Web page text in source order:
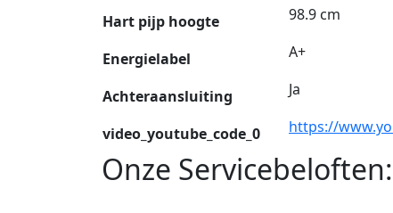
Hart pijp hoogte 98.9 cm
Energielabel A+
Achteraansluiting Ja
video_youtube_code_0 https://
Onze Servicebeloften: